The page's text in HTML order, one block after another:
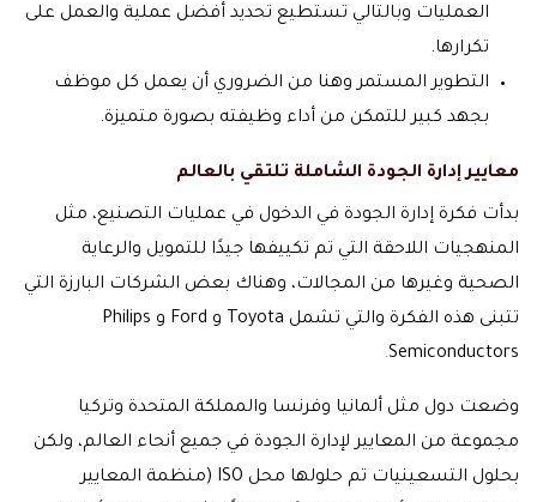
العمليات وبالتالي تستطيع تحديد أفضل عملية والعمل على
تكرارها.
التطوير المستمر وهنا من الضروري أن يعمل كل موظف
بجهد كبير للتمكن من أداء وظيفته بصورة متميزة.
معايير إدارة الجودة الشاملة تلتقي بالعالم
بدأت فكرة إدارة الجودة في الدخول في عمليات التصنيع، مثل
المنهجيات اللاحقة التي تم تكييفها جيدًا للتمويل والرعاية
الصحية وغيرها من المجالات، وهناك بعض الشركات البارزة التي
تتبنى هذه الفكرة والتي تشمل Toyota و Ford و Philips
Semiconductors
.
وضعت دول مثل ألمانيا وفرنسا والمملكة المتحدة وتركيا
مجموعة من المعايير لإدارة الجودة في جميع أنحاء العالم، ولكن
بحلول التسعينيات تم حلولها محل ISO (منظمة المعايير